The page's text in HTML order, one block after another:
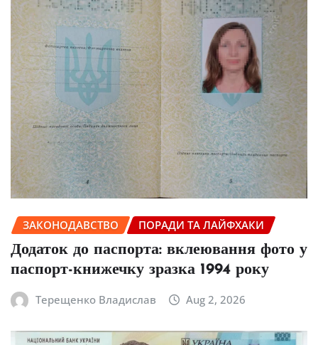
ЗАКОНОДАВСТВО ПОРАДИ ТА ЛАЙФХАКИ
Додаток до паспорта: вклеювання фото у
паспорт-книжечку зразка 1994 року
Терещенко Владислав Aug 2, 2026